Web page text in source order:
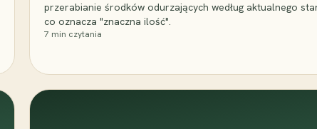
przerabianie środków odurzających według aktualnego
co oznacza "znaczna ilość".
7 min czytania